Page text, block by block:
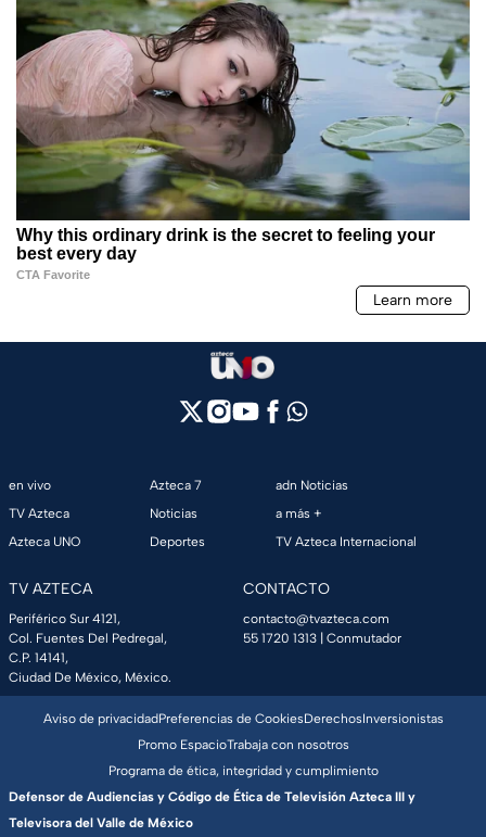
en vivo
TV Azteca
Azteca UNO
Azteca 7
Noticias
Deportes
adn Noticias
a más +
TV Azteca Internacional
TV AZTECA
Periférico Sur 4121,
Col. Fuentes Del Pedregal,
C.P. 14141,
Ciudad De México, México.
CONTACTO
contacto@tvazteca.com
55 1720 1313 | Conmutador
Aviso de privacidadPreferencias de CookiesDerechosInversionistas
Promo EspacioTrabaja con nosotros
Programa de ética, integridad y cumplimiento
Defensor de Audiencias y Código de Ética de Televisión Azteca III y
Televisora del Valle de México